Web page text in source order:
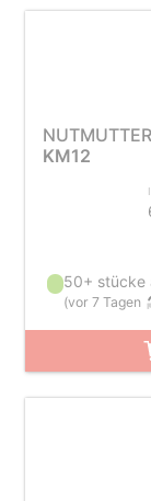
KM12
50+ stücke
(vor 7 Tagen